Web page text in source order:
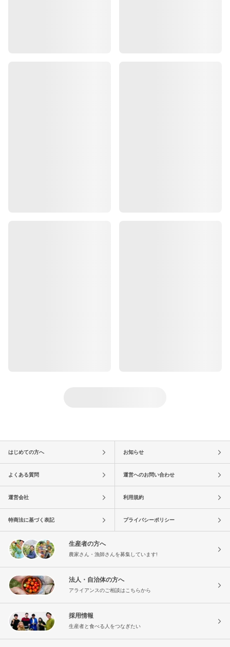
はじめての方へ お知らせ
よくある質問 運営へのお問い合わせ
運営会社 利用規約
特商法に基づく表記 プライバシーポリシー
生産者の方へ
農家さん・漁師さんを募集しています!
法人・自治体の方へ
アライアンスのご相談はこちらから
採用情報
生産者と食べる人をつなぎたい